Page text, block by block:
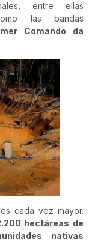
entre ellas
las bandas
Comando da
cada vez mayor.
hectáreas de
nativas